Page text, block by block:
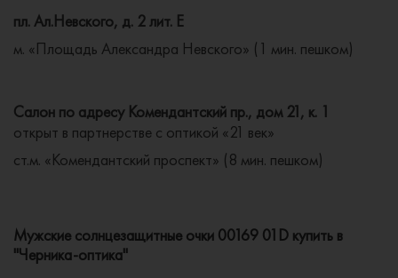
пл. Ал.Невского, д. 2 лит. Е
м. «Площадь Александра Невского» (1 мин. пешком)
Салон по адресу Комендантский пр., дом 21, к. 1
открыт в партнерстве с оптикой «21 век»
ст.м. «Комендантский проспект» (8 мин. пешком)
Мужские солнцезащитные очки 00169 01D купить в
"Черника-оптика"